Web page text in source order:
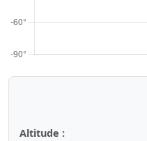
Altitude :